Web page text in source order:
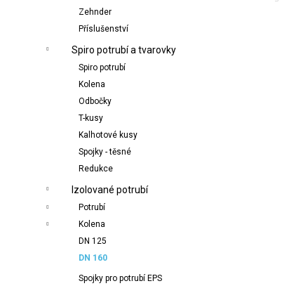
Zehnder
Příslušenství
Spiro potrubí a tvarovky
Spiro potrubí
Kolena
Odbočky
T-kusy
Kalhotové kusy
Spojky - těsné
Redukce
Izolované potrubí
Potrubí
Kolena
DN 125
DN 160
Spojky pro potrubí EPS